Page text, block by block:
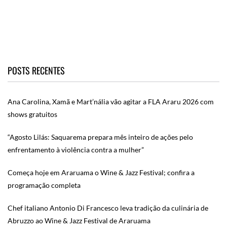
POSTS RECENTES
Ana Carolina, Xamã e Mart’nália vão agitar a FLA Araru 2026 com
shows gratuitos
“Agosto Lilás: Saquarema prepara mês inteiro de ações pelo
enfrentamento à violência contra a mulher”
Começa hoje em Araruama o Wine & Jazz Festival; confira a
programação completa
Chef italiano Antonio Di Francesco leva tradição da culinária de
Abruzzo ao Wine & Jazz Festival de Araruama